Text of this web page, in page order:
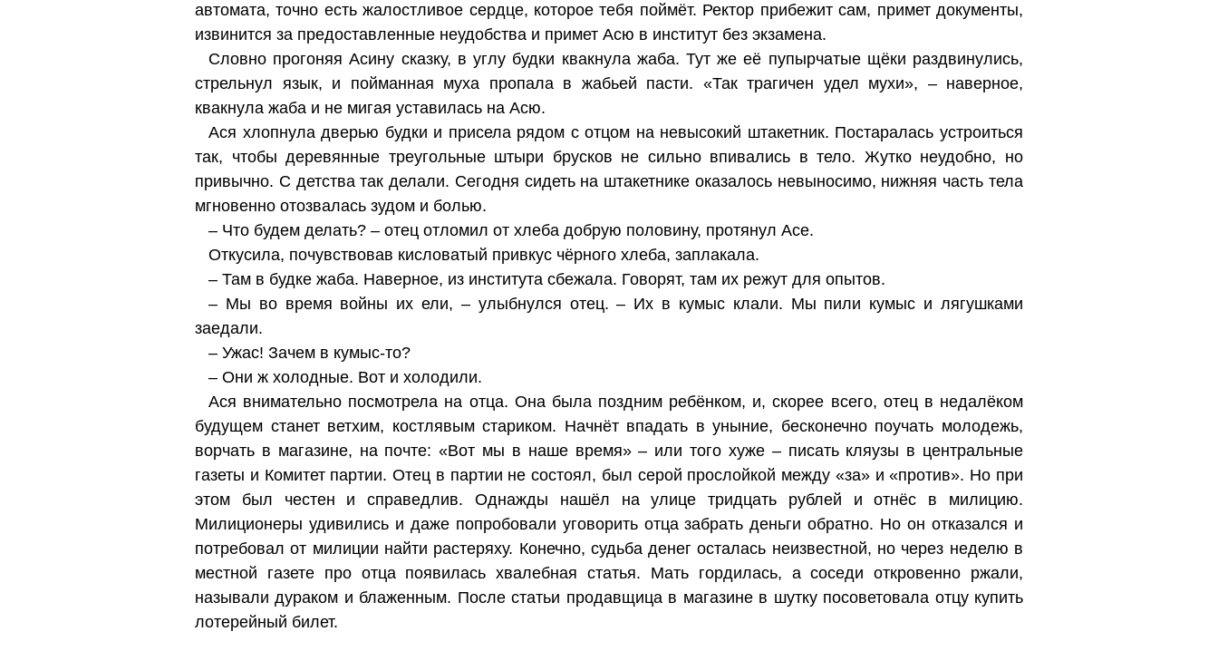
автомата, точно есть жалостливое сердце, которое тебя поймёт. Ректор прибежит сам, примет документы,
извинится за предоставленные неудобства и примет Асю в институт без экзамена.
Словно прогоняя Асину сказку, в углу будки квакнула жаба. Тут же её пупырчатые щёки раздвинулись,
стрельнул язык, и пойманная муха пропала в жабьей пасти. «Так трагичен удел мухи», – наверное,
квакнула жаба и не мигая уставилась на Асю.
Ася хлопнула дверью будки и присела рядом с отцом на невысокий штакетник. Постаралась устроиться
так, чтобы деревянные треугольные штыри брусков не сильно впивались в тело. Жутко неудобно, но
привычно. С детства так делали. Сегодня сидеть на штакетнике оказалось невыносимо, нижняя часть тела
мгновенно отозвалась зудом и болью.
– Что будем делать? – отец отломил от хлеба добрую половину, протянул Асе.
Откусила, почувствовав кисловатый привкус чёрного хлеба, заплакала.
– Там в будке жаба. Наверное, из института сбежала. Говорят, там их режут для опытов.
– Мы во время войны их ели, – улыбнулся отец. – Их в кумыс клали. Мы пили кумыс и лягушками
заедали.
– Ужас! Зачем в кумыс-то?
– Они ж холодные. Вот и холодили.
Ася внимательно посмотрела на отца. Она была поздним ребёнком, и, скорее всего, отец в недалёком
будущем станет ветхим, костлявым стариком. Начнёт впадать в уныние, бесконечно поучать молодежь,
ворчать в магазине, на почте: «Вот мы в наше время» – или того хуже – писать кляузы в центральные
газеты и Комитет партии. Отец в партии не состоял, был серой прослойкой между «за» и «против». Но при
этом был честен и справедлив. Однажды нашёл на улице тридцать рублей и отнёс в милицию.
Милиционеры удивились и даже попробовали уговорить отца забрать деньги обратно. Но он отказался и
потребовал от милиции найти растеряху. Конечно, судьба денег осталась неизвестной, но через неделю в
местной газете про отца появилась хвалебная статья. Мать гордилась, а соседи откровенно ржали,
называли дураком и блаженным. После статьи продавщица в магазине в шутку посоветовала отцу купить
лотерейный билет.